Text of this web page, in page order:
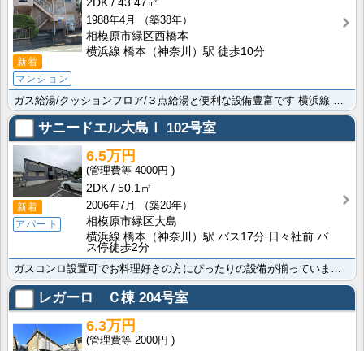
新着
マンション
2DK
43.47㎡
1988年4月
（築38年）
相模原市緑区西橋本
横浜線 橋本（神奈川）駅 徒歩10分
サニードエル大島Ⅰ 102号室
新着
アパート
6.5万円
4000円
2DK
50.1㎡
2006年7月
（築20年）
相模原市緑区大島
横浜線 橋本（神奈川）駅 バス17分 日々社前 バ
ス停徒歩2分
ガスコンロ設置可でお料理好きの方にぴったりの設備が揃っています 便利な洗濯機置場/ＴＶインターホン/･･･
レガーロ Ｃ棟204号室
6.3万円
2000円